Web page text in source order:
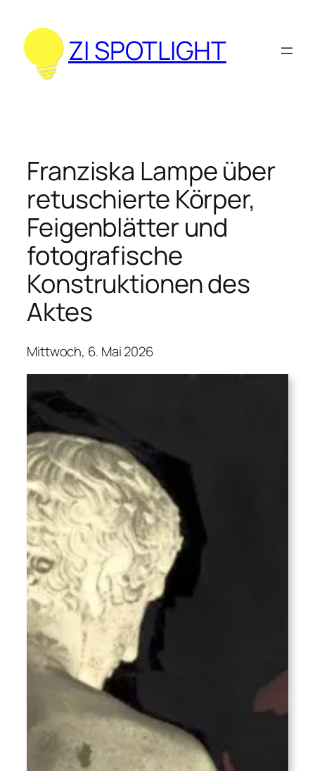
Inhalt
springen
ZI SPOTLIGHT
Franziska Lampe über
retuschierte Körper,
Feigenblätter und
fotografische
Konstruktionen des
Aktes
Mittwoch, 6. Mai 2026